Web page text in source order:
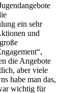
ein sehr
und
die Angebote
aber viele
habe man das,
wichtig für